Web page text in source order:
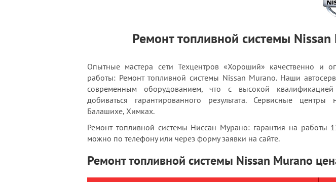
Ремонт топливной системы
Опытные мастера сети Техцентров «Хороший» качественно и
работы: Ремонт топливной системы Nissan Murano. Наши
современным оборудованием, что с высокой квалификацией
добиваться гарантированного результата. Сервисные
Балашихе, Химках.
Ремонт топливной системы Ниссан Мурано: гарантия на работы
можно по телефону или через форму заявки на сайте.
Ремонт топливной системы Nissan Murano